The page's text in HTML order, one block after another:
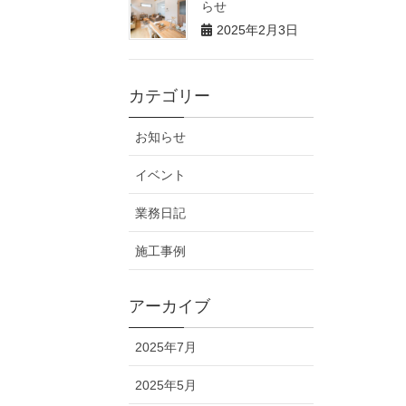
らせ
2025年2月3日
カテゴリー
お知らせ
イベント
業務日記
施工事例
アーカイブ
2025年7月
2025年5月